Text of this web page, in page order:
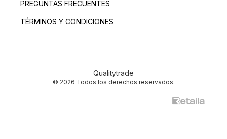
PREGUNTAS FRECUENTES
TÉRMINOS Y CONDICIONES
Qualitytrade
© 2026 Todos los derechos reservados.